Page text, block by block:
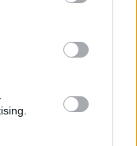
third-party tags to
in below Google